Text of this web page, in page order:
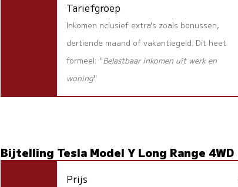
Tariefgroep
Inkomen nclusief extra's zoals bonussen,
dertiende maand of vakantiegeld. Dit heet
formeel: "Belastbaar inkomen uit werk en
woning"
Bijtelling Tesla Model Y Long Range 4WD
Prijs